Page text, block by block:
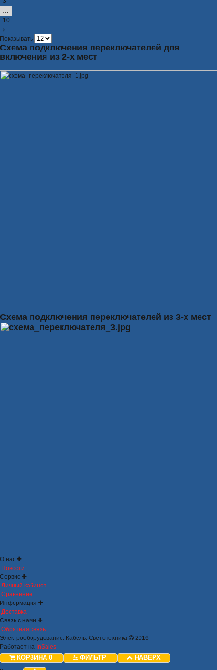
…
10
Показывать
Схема подключения переключателей для
включения из 2-х мест
Схема подключения переключателей из 3-х мест
О нас
Новости
Сервис
Личный кабинет
Сравнение
Информация
Доставка
Связь с нами
Обратная связь
Электрооборудование. Кабель. Светотехника
2016
Работает на InSales
КОРЗИНА 0 ФИЛЬТР НАВЕРХ